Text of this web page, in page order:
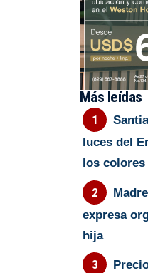
Más leídas
luces del
los
expresa
hija